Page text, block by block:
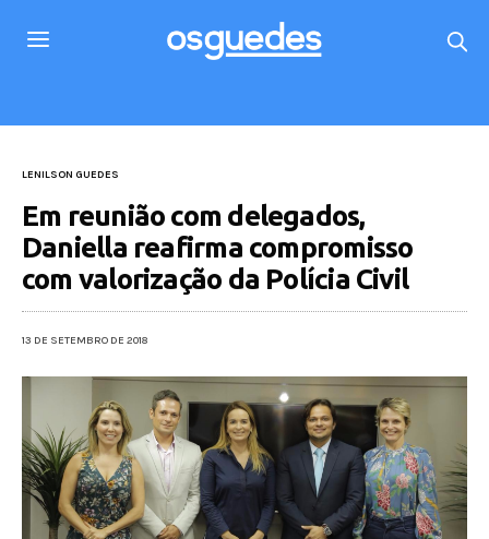
LENILSON GUEDES
Em reunião com delegados,
Daniella reafirma compromisso
com valorização da Polícia Civil
13 DE SETEMBRO DE 2018